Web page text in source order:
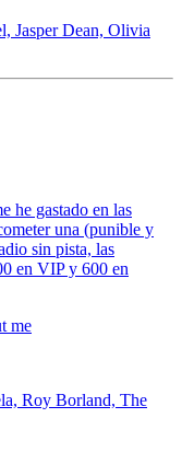
Jasper Dean, Olivia
he gastado en las
una (punible y
sin pista, las
en VIP y 600 en
me
Roy Borland, The